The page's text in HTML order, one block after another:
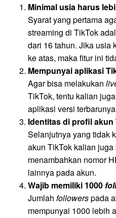
Minimal usia harus
Syarat yang pertama
streaming di TikTok
dari 16 tahun. Jika usia
ke atas, maka fitur ini
Mempunyai aplikasi
Agar bisa melakukan
TikTok, tentu kalian
aplikasi versi
Identitas di profil
Selanjutnya yang tidak
akun TikTok kalian
menambahkan nomor
lainnya pada akun.
Wajib memiliki 1000
Jumlah followerspada
mempunyai 1000 lebih